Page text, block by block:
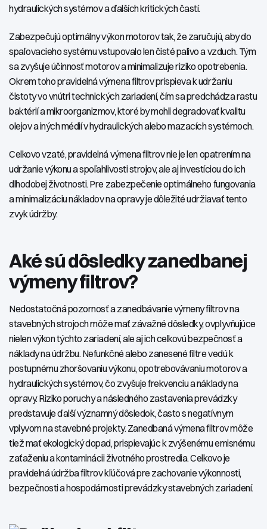
hydraulických systémov a ďalších kritických častí.
Zabezpečujú optimálny výkon motorov tak, že zaručujú, aby do
spaľovacieho systému vstupovalo len čisté palivo a vzduch. Tým
sa zvyšuje účinnosť motorov a minimalizuje riziko opotrebenia.
Okrem toho pravidelná výmena filtrov prispieva k udržaniu
čistoty vo vnútri technických zariadení, čím sa predchádza rastu
baktérií a mikroorganizmov, ktoré by mohli degradovať kvalitu
olejov a iných médií v hydraulických alebo mazacích systémoch.
Celkovo vzaté, pravidelná výmena filtrov nie je len opatrením na
udržanie výkonu a spoľahlivosti strojov, ale aj investíciou do ich
dlhodobej životnosti. Pre zabezpečenie optimálneho fungovania
a minimalizáciu nákladov na opravy je dôležité udržiavať tento
zvyk údržby.
Aké sú dôsledky zanedbanej
výmeny filtrov?
Nedostatočná pozornosť a zanedbávanie výmeny filtrov na
stavebných strojoch môže mať závažné dôsledky, ovplyvňujúce
nielen výkon týchto zariadení, ale aj ich celkovú bezpečnosť a
náklady na údržbu. Nefunkčné alebo zanesené filtre vedú k
postupnému zhoršovaniu výkonu, opotrebovávaniu motorov a
hydraulických systémov, čo zvyšuje frekvenciu a náklady na
opravy. Riziko poruchy a následného zastavenia prevádzky
predstavuje ďalší významný dôsledok, často s negatívnym
vplyvom na stavebné projekty. Zanedbaná výmena filtrov môže
tiež mať ekologický dopad, prispievajúc k zvýšenému emisnému
zaťaženiu a kontaminácii životného prostredia. Celkovo je
pravidelná údržba filtrov kľúčová pre zachovanie výkonnosti,
bezpečnosti a hospodárnosti prevádzky stavebných zariadení.